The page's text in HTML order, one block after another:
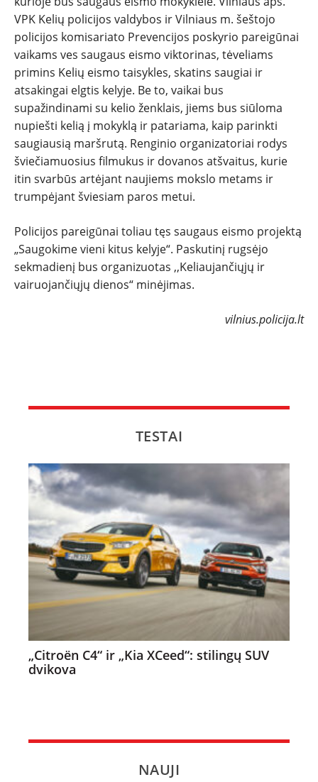
VPK Kelių policijos valdybos ir Vilniaus m. šeštojo
policijos komisariato Prevencijos poskyrio pareigūnai
vaikams ves saugaus eismo viktorinas, tėveliams
primins Kelių eismo taisykles, skatins saugiai ir
atsakingai elgtis kelyje. Be to, vaikai bus
supažindinami su kelio ženklais, jiems bus siūloma
nupiešti kelią į mokyklą ir patariama, kaip parinkti
saugiausią maršrutą. Renginio organizatoriai rodys
šviečiamuosius filmukus ir dovanos atšvaitus, kurie
itin svarbūs artėjant naujiems mokslo metams ir
trumpėjant šviesiam paros metui.
Policijos pareigūnai toliau tęs saugaus eismo projektą
„Saugokime vieni kitus kelyje“. Paskutinį rugsėjo
sekmadienį bus organizuotas ,,Keliaujančiųjų ir
vairuojančiųjų dienos“ minėjimas.
vilnius.policija.lt
TESTAI
„Citroën C4“ ir „Kia XCeed“: stilingų SUV
dvikova
NAUJI